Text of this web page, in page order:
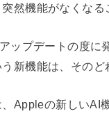
然機能がなくなる
ップデートの度に
新機能は、そのど
、Appleの新しいAI